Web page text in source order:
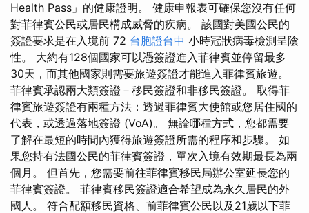
Health Pass」的健康證明。 健康申報表可確保您沒有任何
對菲律賓公民或居民構成威脅的疾病。 該國對美國公民的
簽證要求是在入境前 72 台胞證台中 小時冠狀病毒檢測呈陰
性。 大約有128個國家可以憑簽證進入菲律賓並停留最多
30天，而其他國家則需要旅遊簽證才能進入菲律賓旅遊。
菲律賓承認兩大類簽證－移民簽證和非移民簽證。 取得菲
律賓旅遊簽證有兩種方法：透過菲律賓大使館或您居住國的
代表，或透過落地簽證 (VoA)。 無論哪種方式，您都需要
了解在最短的時間內獲得旅遊簽證所需的程序和步驟。 如
果您持有法國公民的菲律賓簽證，單次入境有效期最長為兩
個月。 但首先，您需要前往菲律賓移民局辦公室延長您的
菲律賓簽證。 菲律賓移民簽證適合希望成為永久居民的外
國人。 符合配額移民資格、前菲律賓公民以及21歲以下菲